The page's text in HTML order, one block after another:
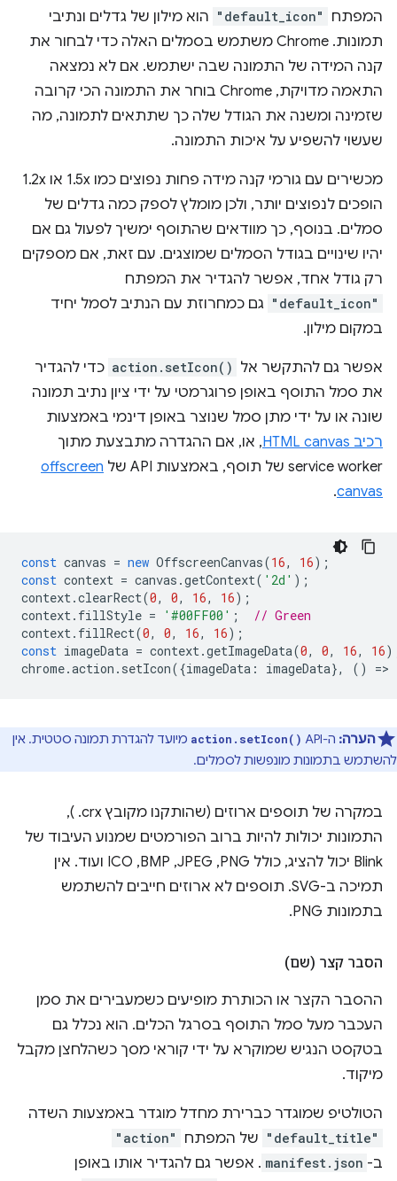
המפתח "default_icon" הוא מילון של גדלים ונתיבי
תמונות. ‫Chrome משתמש בסמלים האלה כדי לבחור את
קנה המידה של התמונה שבה ישתמש. אם לא נמצאה
התאמה מדויקת, Chrome בוחר את התמונה הכי קרובה
שזמינה ומשנה את הגודל שלה כך שתתאים לתמונה, מה
שעשוי להשפיע על איכות התמונה.
מכשירים עם גורמי קנה מידה פחות נפוצים כמו 1.5x או 1.2x
הופכים לנפוצים יותר, ולכן מומלץ לספק כמה גדלים של
סמלים. בנוסף, כך מוודאים שהתוסף ימשיך לפעול גם אם
יהיו שינויים בגודל הסמלים שמוצגים. עם זאת, אם מספקים
רק גודל אחד, אפשר להגדיר את המפתח
"default_icon" גם כמחרוזת עם הנתיב לסמל יחיד
במקום מילון.
אפשר גם להתקשר אל action.setIcon() כדי להגדיר
את סמל התוסף באופן פרוגרמטי על ידי ציון נתיב תמונה
שונה או על ידי מתן סמל שנוצר באופן דינמי באמצעות
רכיב HTML canvas
, או, אם ההגדרה מתבצעת מתוך
service worker של תוסף, באמצעות API של
offscreen
canvas
.
const canvas = new OffscreenCanvas(16, 16);
const context = canvas .getContext( '2d' );
context.clearRect(0, 0, 16, 16);
context. fillStyle = '#00FF00' ;
// Green
context. fillRect(0, 0, 16, 16);
const imageData = context.getImageData(0, 0, 16, 16
chrome.action . setIcon({imageData : imageData}, () =>
הערה: ה-API‏ action.setIcon() מיועד להגדרת תמונה סטטית. אין
להשתמש בתמונות מונפשות לסמלים.
במקרה של תוספים ארוזים (שהותקנו מקובץ ‎ .crx),
התמונות יכולות להיות ברוב הפורמטים שמנוע העיבוד של
Blink יכול להציג, כולל PNG,‏ JPEG,‏ BMP,‏ ICO ועוד. אין
תמיכה ב-SVG. תוספים לא ארוזים חייבים להשתמש
בתמונות PNG.
הסבר קצר (שם)
ההסבר הקצר או הכותרת מופיעים כשמעבירים את סמן
העכבר מעל סמל התוסף בסרגל הכלים. הוא נכלל גם
בטקסט הנגיש שמוקרא על ידי קוראי מסך כשהלחצן מקבל
מיקוד.
הטולטיפ שמוגדר כברירת מחדל מוגדר באמצעות השדה
"default_title" של המפתח "action"
ב- manifest.json . אפשר גם להגדיר אותו באופן